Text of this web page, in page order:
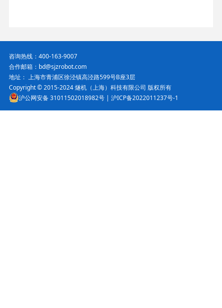
咨询热线：400-163-9007
合作邮箱：bd@sjzrobot.com
地址： 上海市青浦区徐泾镇高泾路599号B座3层
Copyright © 2015-2024 燧机（上海）科技有限公司 版权所有
沪公网安备 31011502018982号| 沪ICP备2022011237号-1